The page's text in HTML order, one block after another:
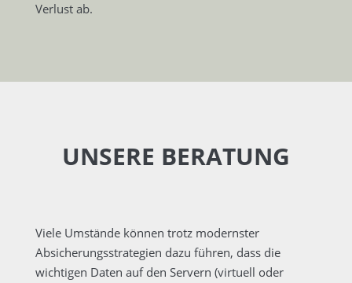
Verlust ab.
UNSERE BERATUNG
Viele Umstände können trotz modernster
Absicherungsstrategien dazu führen, dass die
wichtigen Daten auf den Servern (virtuell oder